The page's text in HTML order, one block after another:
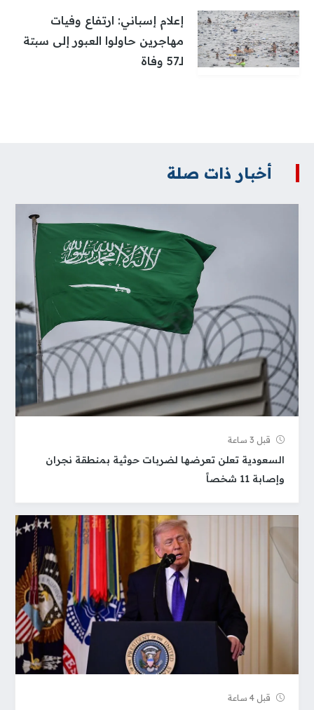
إعلام إسباني: ارتفاع وفيات
مهاجرين حاولوا العبور إلى سبتة
لـ57 وفاة
أخبار ذات صلة
قبل 3 ساعة
السعودية تعلن تعرضها لضربات حوثية بمنطقة نجران
وإصابة 11 شخصاً
قبل 4 ساعة